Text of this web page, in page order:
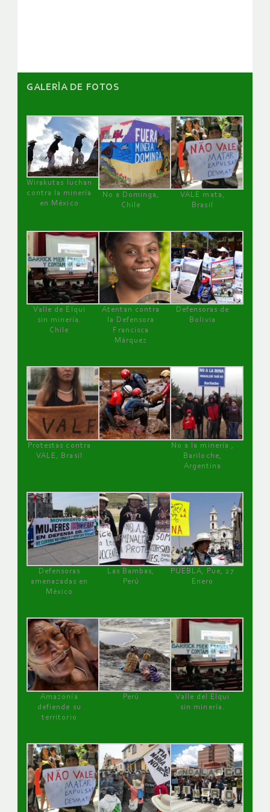
GALERÌA DE FOTOS
Wirakutas luchan
contra la minería
en México
No a Dominga,
Chile
VALE mata,
Brasil
Valle de Elqui
sin minería.
Chile
Atentan contra
la Defensora
Francisca
Márquez
Defensoras de
Bolivia
Protestas contra
VALE, Brasil
No a la minería ,
Bariloche,
Argentina
Defensoras
amenazadas en
México
Las Bambas,
Perú
PUEBLA, Pue, 27
Enero
Amazonía
defiende su
territorio
Perú
Valle del Elqui
sin minería.